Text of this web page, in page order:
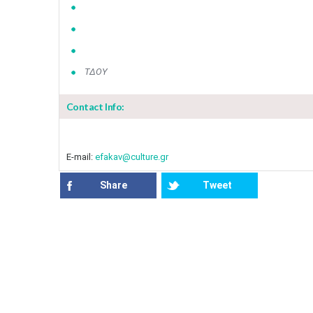
ΤΔΟΥ
Contact Info:
E-mail: efakav@culture.gr
Share Tweet